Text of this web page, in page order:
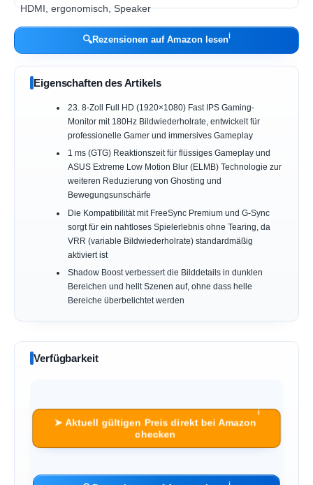
🔍Rezensionen auf Amazon lesenℹ︎
Eigenschaften des Artikels
23. 8-Zoll Full HD (1920×1080) Fast IPS Gaming-
Monitor mit 180Hz Bildwiederholrate, entwickelt für
professionelle Gamer und immersives Gameplay
1 ms (GTG) Reaktionszeit für flüssiges Gameplay und
ASUS Extreme Low Motion Blur (ELMB) Technologie zur
weiteren Reduzierung von Ghosting und
Bewegungsunschärfe
Die Kompatibilität mit FreeSync Premium und G-Sync
sorgt für ein nahtloses Spielerlebnis ohne Tearing, da
VRR (variable Bildwiederholrate) standardmäßig
aktiviert ist
Shadow Boost verbessert die Bilddetails in dunklen
Bereichen und hellt Szenen auf, ohne dass helle
Bereiche überbelichtet werden
Verfügbarkeit
➤ Aktuell gültigen Preis direkt bei Amazon
checken
ℹ︎